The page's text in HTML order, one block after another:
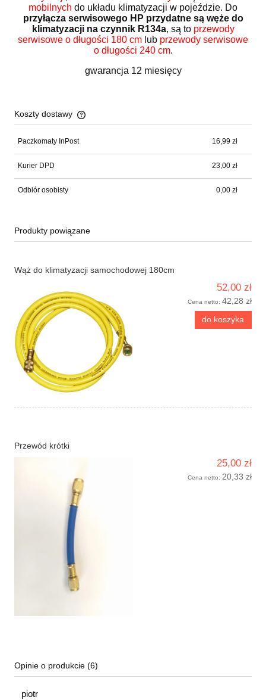
mobilnych do układu klimatyzacji w pojeździe. Do
przyłącza serwisowego HP przydatne są węże do
klimatyzacji na czynnik R134a, są to przewody
serwisowe o długości 180 cm lub przewody serwisowe
o długości 240 cm.
gwarancja 12 miesięcy
Koszty dostawy
Cena nie zawiera ewentualnych kosztów płatności
Paczkomaty InPost 16,99 zł
Kurier DPD 23,00 zł
Odbiór osobisty 0,00 zł
Produkty powiązane
Wąż do klimatyzacji samochodowej 180cm
52,00 zł
Cena netto: 42,28 zł
do koszyka
Przewód krótki
25,00 zł
Cena netto: 20,33 zł
Opinie o produkcie (6)
piotr